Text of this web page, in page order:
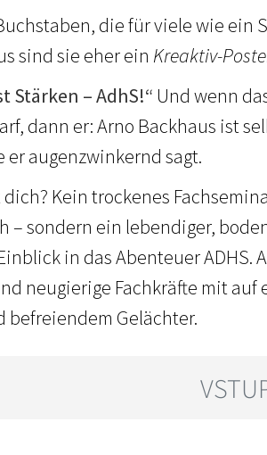
die für viele wie ein
sind sie eher ein Kreaktiv-
Stärken – AdhS!“ Und wenn
dann er: Arno Backhaus ist
er augenzwinkernd sagt.
Kein trockenes
– sondern ein lebendiger,
in das Abenteuer ADHS.
neugierige Fachkräfte mit auf
befreiendem Gelächter.